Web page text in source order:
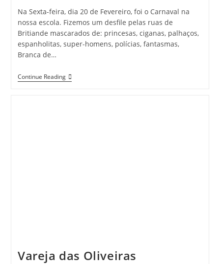
Na Sexta-feira, dia 20 de Fevereiro, foi o Carnaval na
nossa escola. Fizemos um desfile pelas ruas de
Britiande mascarados de: princesas, ciganas, palhaços,
espanholitas, super-homens, polícias, fantasmas,
Branca de…
Continue ReadingO
Carnaval
Vareja das Oliveiras